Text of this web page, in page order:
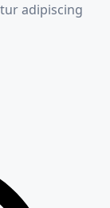
adipiscing